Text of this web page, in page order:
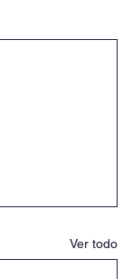
Ver todo